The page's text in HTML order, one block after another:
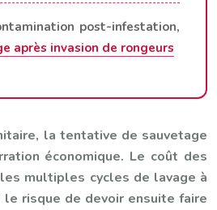
post-infestation,
après invasion de rongeurs
la tentative de sauvetage
économique. Le coût des
multiples cycles de lavage à
risque de devoir ensuite faire